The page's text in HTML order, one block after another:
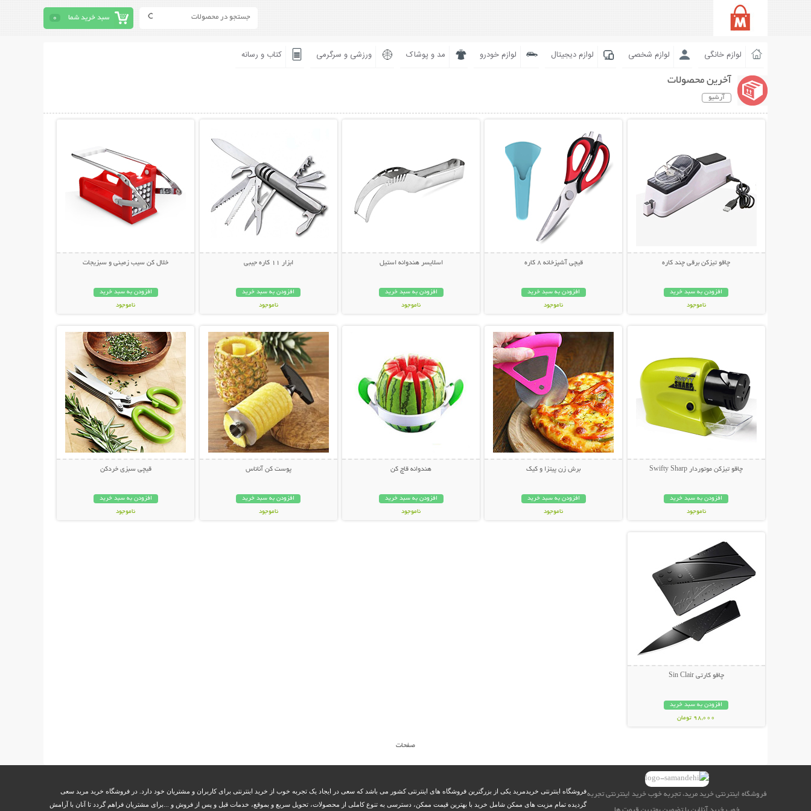
سبد خرید شما 0
لوازم خانگی لوازم شخصی لوازم دیجیتال لوازم خودرو مد و پوشاک ورزشی و سرگرمی کتاب و رسانه
آخرین محصولات
آرشیو
چاقو تیزکن برقی چند کاره
افزودن به سبد خرید
ناموجود
قیچی آشپزخانه 8 کاره
افزودن به سبد خرید
ناموجود
اسلایسر هندوانه استیل
افزودن به سبد خرید
ناموجود
ابزار 11 کاره جیبی
افزودن به سبد خرید
ناموجود
خلال کن سیب زمینی و سبزیجات
افزودن به سبد خرید
ناموجود
چاقو تیزکن موتوردار Swifty Sharp
افزودن به سبد خرید
ناموجود
برش زن پیتزا و کیک
افزودن به سبد خرید
ناموجود
هندوانه قاچ کن
افزودن به سبد خرید
ناموجود
پوست کن آناناس
افزودن به سبد خرید
ناموجود
قیچی سبزی خردکن
افزودن به سبد خرید
ناموجود
چاقو کارتی Sin Clair
افزودن به سبد خرید
98,000 تومان
صفحات
فروشگاه اینترنتی خرید مرید، تجربه خوب خرید اینترنتی تجربهفروشگاه اینترنتی خریدمرید یکی از بزرگترین فروشگاه های اینترنتی کشور می باشد که سعی در ایجاد یک تجربه خوب از خرید اینترنتی برای کاربران و مشتریان خود دارد. در فروشگاه خرید مرید سعی
گردیده تمام مزیت های ممکن شامل خرید با بهترین قیمت ممکن، دسترسی به تنوع کاملی از محصولات، تحویل سریع و بموقع، خدمات قبل و پس از فروش و ...برای مشتریان فراهم گردد تا آنان با آرامش